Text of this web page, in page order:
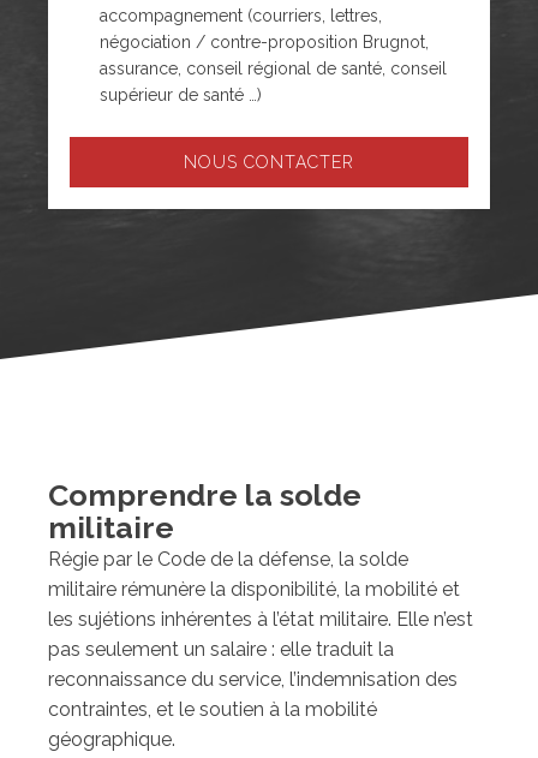
accompagnement (courriers, lettres,
négociation / contre-proposition Brugnot,
assurance, conseil régional de santé, conseil
supérieur de santé …)
NOUS CONTACTER
Comprendre la solde
militaire
Régie par le Code de la défense, la solde
militaire rémunère la disponibilité, la mobilité et
les sujétions inhérentes à l’état militaire. Elle n’est
pas seulement un salaire : elle traduit la
reconnaissance du service, l’indemnisation des
contraintes, et le soutien à la mobilité
géographique.